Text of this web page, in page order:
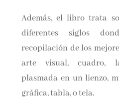
Además, el libro trata
diferentes siglos
recopilación de los
arte visual, cuadro,
plasmada en un lienzo,
gráfica, tabla, o tela.